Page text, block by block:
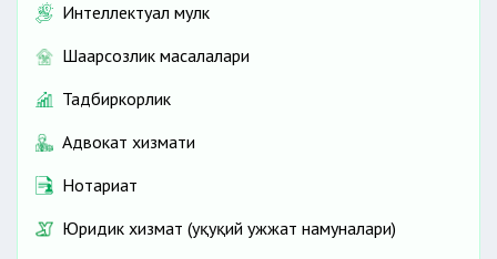
Интеллектуал мулк
Шаҳарсозлик масалалари
Тадбиркорлик
Адвокат хизмати
Нотариат
Юридик хизмат (ҳуқуқий ҳужжат намуналари)